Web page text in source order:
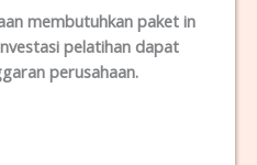
membutuhkan paket in
pelatihan dapat
perusahaan.